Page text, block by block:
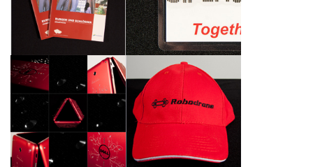
mutaci pro úřad
Jihomoravského kraje
elektronických
součástek
Swarovski Limited
Edition tablety Dell
Venue 7
Reklamní materiály
společnosti Robodrone
Industries s.r.o.